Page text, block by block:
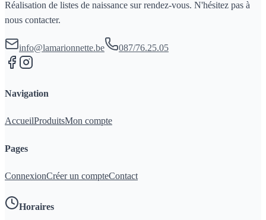
Réalisation de listes de naissance sur rendez-vous. N'hésitez pas à
nous contacter.
info@lamarionnette.be 087/76.25.05
Navigation
AccueilProduitsMon compte
Pages
ConnexionCréer un compteContact
Horaires